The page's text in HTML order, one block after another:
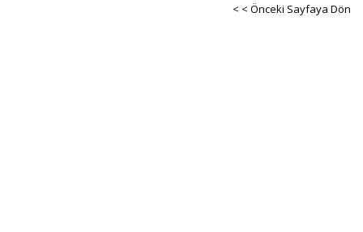
< < Önceki Sayfaya Dön